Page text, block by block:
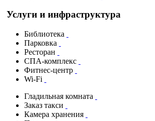
Услуги и инфраструктура
Библиотека
Парковка
Ресторан
СПА-комплекс
Фитнес-центр
Wi-Fi
Гладильная комната
Заказ такси
Камера хранения